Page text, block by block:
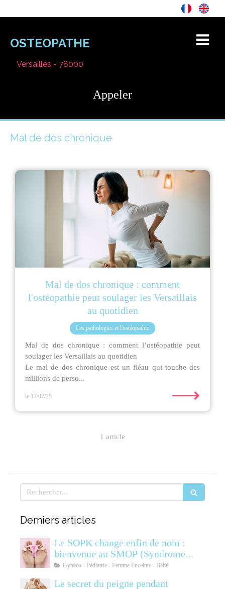
OSTEOPATHE
Versailles - 78000
Appeler
Mal de dos chronique
Mal de dos chronique : comment
l'ostéopathie peut soulager les Versaillais
au quotidien
Les pathologies et l'ostéopathie
Mal de dos chronique : comment l’ostéopathie peut
soulager les Versaillais au quotidien
Le mal de dos chronique est un fléau qui touche des
millions de perso...
le 17/07/25 ⟶
1 article
Rechercher
Derniers articles
Le SOPK change enfin de nom :
bienvenue au SMOP (Syndrome
Métabolique Ovarien
Gynéco - Pédiatrie - Femme Enceinte - Bébé
Le secret du peigne pendant